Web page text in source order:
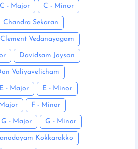
C - Major C - Minor
Chandra Sekaran
Clement Vedanayagam
Davidsam Joyson
Valiyavelicham
E - Major E - Minor
F - Minor
G - Major G - Minor
Kokkarakko